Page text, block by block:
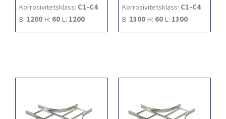
Korrosivitetsklass: C1-C4
B: 1200 H: 60 L: 1200
Korrosivitetsklass: C1-C4
B: 1300 H: 60 L: 1300